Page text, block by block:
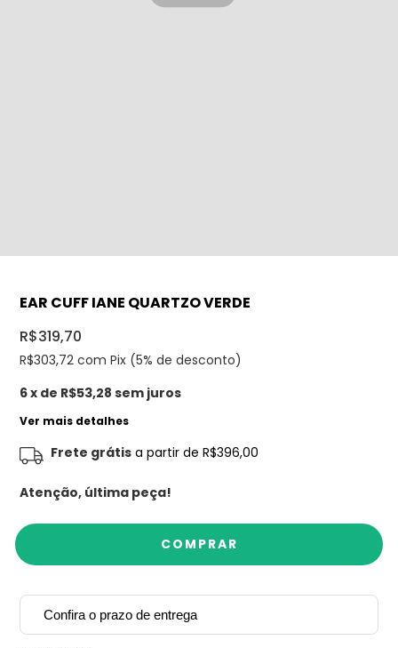
EAR CUFF IANE QUARTZO VERDE
R$319,70
R$303,72 com Pix (5% de desconto)
6x de R$53,28 sem juros
Ver mais detalhes
Frete grátis a partir de R$396,00
Atenção, última peça!
Confira o prazo de entrega